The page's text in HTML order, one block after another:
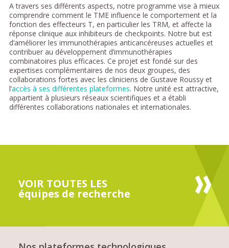
A travers ses différents aspects, notre programme vise à mieux
comprendre comment le TME influence le comportement et la
fonction des effecteurs T, en particulier les TRM, et affecte la
réponse clinique aux inhibiteurs de checkpoints. Notre but est
d’améliorer les immunothérapies anticancéreuses actuelles et
contribuer au développement d’immunothérapies
combinatoires plus efficaces. Ce projet est fondé sur des
expertises complémentaires de nos deux groupes, des
collaborations fortes avec les cliniciens de Gustave Roussy et
l’accès à ses différentes plateformes. Notre unité est attractive,
appartient à plusieurs réseaux scientifiques et a établi
différentes collaborations nationales et internationales.
VOIR TOUTES LES
équipes de recherche